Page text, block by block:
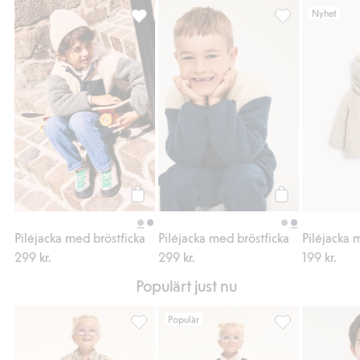
Köp
Piléjacka med bröstficka
299 kr.
Piléjacka med bröstficka, Lägg till i
Piléjacka med bröstficka
299 kr.
Nyhet
Piléjacka
199 kr.
Populärt just nu
Vattentäta skalbyxor Kaxs Proxtec, Lägg
Populär
Vattentäta